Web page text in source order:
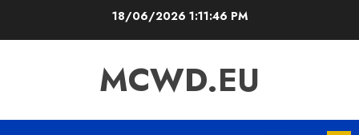
18/06/20261:11:47 PM
MCWD.EU